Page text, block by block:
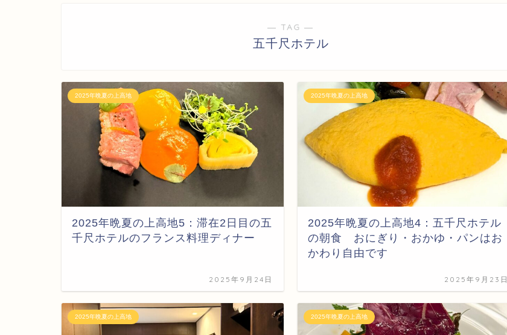
― TAG ―
五千尺ホテル
2025年晩夏の上高地
2025年晩夏の上高地5：滞在2日目の五
千尺ホテルのフランス料理ディナー
2025年9月24日
2025年晩夏の上高地
2025年晩夏の上高地4：五千尺ホテル
の朝食 おにぎり・おかゆ・パンはお
かわり自由です
2025年9月23日
2025年晩夏の上高地 2025年晩夏の上高地